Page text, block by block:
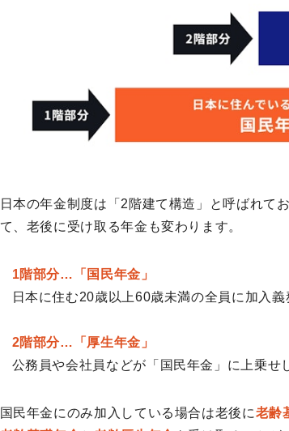
日本の年金制度は「2階建て構造」と呼ばれて
て、老後に受け取る年金も変わります。
1階部分…「国民年金」
日本に住む20歳以上60歳未満の全員に加入義
2階部分…「厚生年金」
公務員や会社員などが「国民年金」に上乗せ
国民年金にのみ加入している場合は老後に老齢